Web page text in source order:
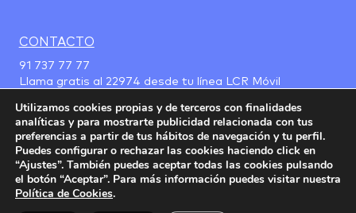
CONTACTO
91 737 77 77
Llama gratis al 22974 desde tu línea LCR Móvil
Utilizamos cookies propias y de terceros con finalidades
analíticas y para mostrarte publicidad relacionada con tus
preferencias a partir de tus hábitos de navegación y tu perfil.
Puedes configurar o rechazar las cookies haciendo click en
“Ajustes”. También puedes aceptar todas las cookies pulsando
el botón “Aceptar”. Para más información puedes visitar nuestra
Política de Cookies.